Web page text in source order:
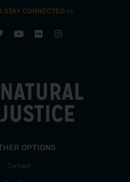
STAY CONNECTED >>
OPTIONS
Contact